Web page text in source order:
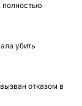
полностью
убить
отказом в